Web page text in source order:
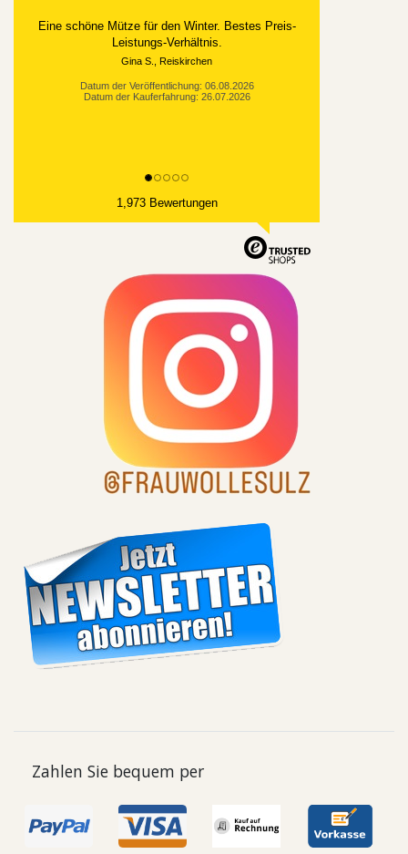
Alles gut geklappt
Datum der Kauferfahrung: 21.07.2026
1,973 Bewertungen
Zahlen Sie bequem per